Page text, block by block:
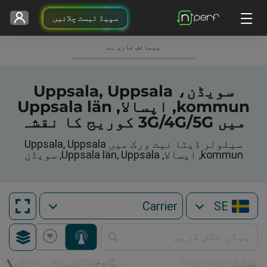
سپیڈ ٹیسٹ چلائیں
پیمائش جاری ہے
سویڈن، Uppsala, Uppsala
kommun, اپسالا, Uppsala län
میں 3G/4G/5G کوریج کا نقشہ
سیلولر ڈیٹا نیٹ ورک میں Uppsala, Uppsala
kommun, اپسالا, Uppsala län, Uppsala, سویڈن
SE